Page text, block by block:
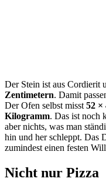
Der Stein ist aus Cordierit
Zentimetern. Damit
Der Ofen selbst misst52 ×
Kilogramm. Das ist noch
aber nichts, was man
hin und her schleppt. Das
zumindest einen festen
Nicht nur Pizza